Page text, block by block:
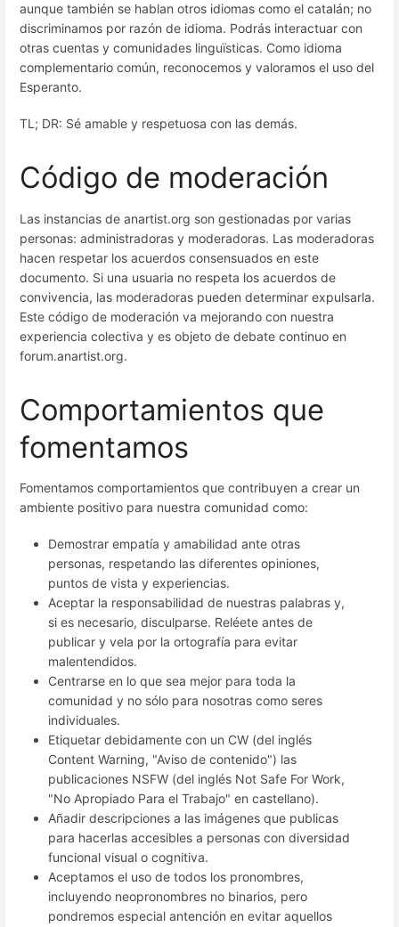
aunque también se hablan otros idiomas como el catalán; no
discriminamos por razón de idioma. Podrás interactuar con
otras cuentas y comunidades linguïsticas. Como idioma
complementario común, reconocemos y valoramos el uso del
Esperanto.
TL; DR: Sé amable y respetuosa con las demás.
Código de moderación
Las instancias de anartist.org son gestionadas por varias
personas: administradoras y moderadoras. Las moderadoras
hacen respetar los acuerdos consensuados en este
documento. Si una usuaria no respeta los acuerdos de
convivencia, las moderadoras pueden determinar expulsarla.
Este código de moderación va mejorando con nuestra
experiencia colectiva y es objeto de debate continuo en
forum.anartist.org.
Comportamientos que
fomentamos
Fomentamos comportamientos que contribuyen a crear un
ambiente positivo para nuestra comunidad como:
Demostrar empatía y amabilidad ante otras
personas, respetando las diferentes opiniones,
puntos de vista y experiencias.
Aceptar la responsabilidad de nuestras palabras y,
si es necesario, disculparse. Reléete antes de
publicar y vela por la ortografía para evitar
malentendidos.
Centrarse en lo que sea mejor para toda la
comunidad y no sólo para nosotras como seres
individuales.
Etiquetar debidamente con un CW (del inglés
Content Warning, "Aviso de contenido") las
publicaciones NSFW (del inglés Not Safe For Work,
"No Apropiado Para el Trabajo" en castellano).
Añadir descripciones a las imágenes que publicas
para hacerlas accesibles a personas con diversidad
funcional visual o cognitiva.
Aceptamos el uso de todos los pronombres,
incluyendo neopronombres no binarios, pero
pondremos especial antención en evitar aquellos